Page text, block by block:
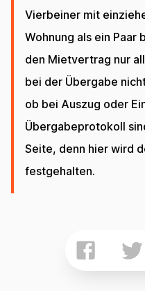
Vierbeiner mit
Wohnung als ein Paar
den Mietvertrag nur
bei der Übergabe
ob bei Auszug oder
Übergabeprotokoll
Seite, denn hier wird
festgehalten.